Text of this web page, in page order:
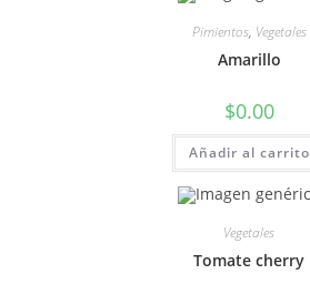
Pimientos, Vegetales
Amarillo
$0.00
Añadir al carrito
Vegetales
Tomate cherry